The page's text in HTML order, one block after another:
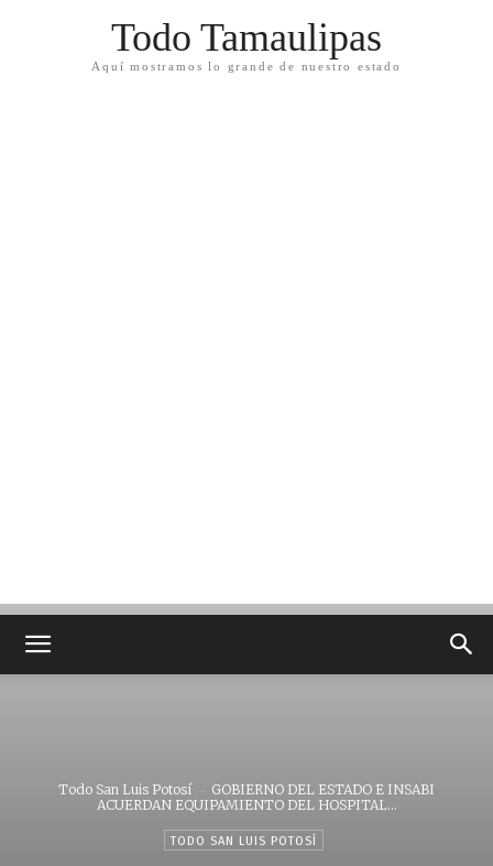
Todo Tamaulipas
Aquí mostramos lo grande de nuestro estado
Todo San Luis Potosí
GOBIERNO DEL ESTADO E INSABI
ACUERDAN EQUIPAMIENTO DEL HOSPITAL...
TODO SAN LUIS POTOSÍ